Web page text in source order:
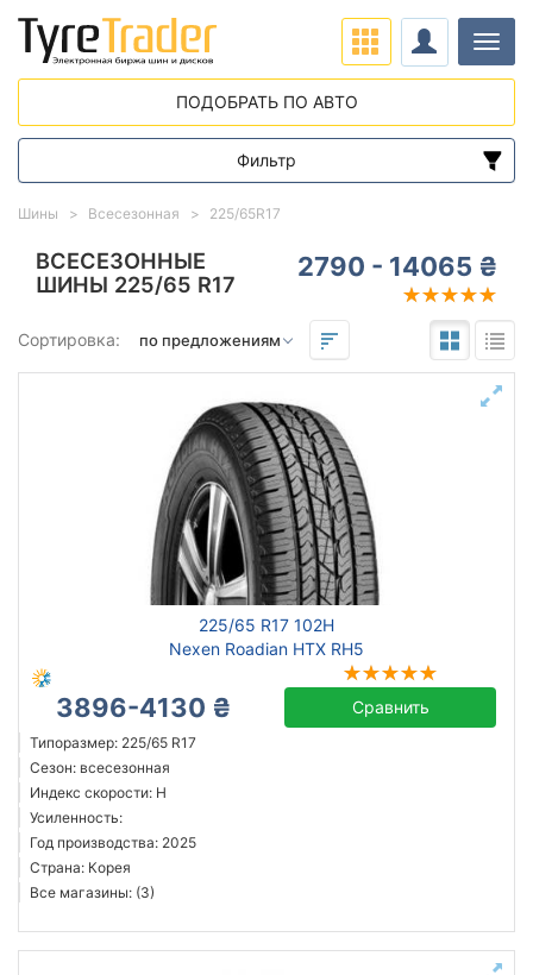
ВСЕСЕЗОННЫЕ
ШИНЫ 225/65 R17
2790 - 14065 ₴
Сортировка:
225/65 R17 102H
Nexen Roadian HTX RH5
3896-4130 ₴ Сравнить
Типоразмер: 225/65 R17
Сезон: всесезонная
Индекс скорости: H
Усиленность:
Год производства: 2025
Страна: Корея
Все магазины: (3)
Шины Всесезонная 225/65R17
ПОДОБРАТЬ ПО АВТО
Фильтр
Диапазон цен
от
Michelin
Continental
Hankook
Sailun